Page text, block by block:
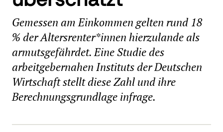
Gemessen am Einkommen gelten rund 18
% der Altersrenter*innen hierzulande als
armutsgefährdet. Eine Studie des
arbeitgebernahen Instituts der Deutschen
Wirtschaft stellt diese Zahl und ihre
Berechnungsgrundlage infrage.